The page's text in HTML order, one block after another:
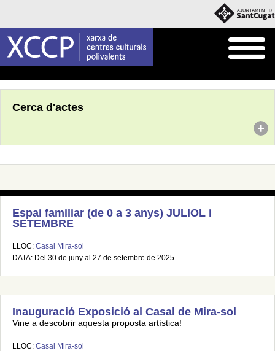
Cerca d'actes
Espai familiar (de 0 a 3 anys) JULIOL i
SETEMBRE
LLOC: Casal Mira-sol
DATA: Del 30 de juny al 27 de setembre de 2025
Inauguració Exposició al Casal de Mira-sol
Vine a descobrir aquesta proposta artística!
LLOC: Casal Mira-sol